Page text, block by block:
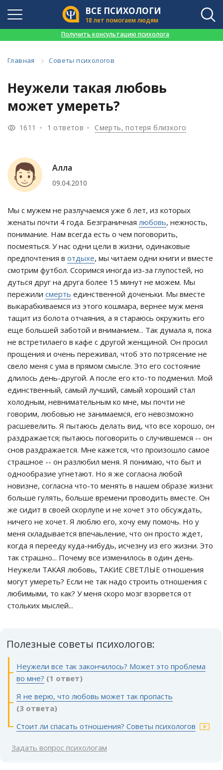
ВСЕ ПСИХОЛОГИ
18 лет помогаем людям
Получить консультацию психолога
Главная Советы психологов
Неужели такая любовь
может умереть?
1611 1 ответов Смерть, потеря близкого
Алла
09.04.2010
Мы с мужем не разлучаемся уже 6 лет, из которых
женаты почти 4 года. Безграничнаялюбовь, нежность,
понимание. Нам всегда есть о чем поговорить,
посмеяться. У нас одни цели в жизни, одинаковые
предпочтения в отдыхе, мы читаем одни книги и вместе
смотрим футбол. Ссоримся иногда из-за глупостей, но
дуться друг на друга более 15 минут не можем. Мы
пережили смерть единственной доченьки. Мы вместе
выкарабкиваемся из этого кошмара, вернее муж меня
тащит из болота отчаяния, а я стараюсь окружить его
еще большей заботой и вниманием... Так думала я, пока
не встретилаего в кафе с другой женщиной. Он просил
прощения и очень переживал, чтоб это потрясение не
свело меня с ума в прямом смысле. Это его состояние
длилось день-другой. А после его кто-то подменил. Мой
единственный, самый лучший, самый хороший стал
холодным, невнимательным ко мне, мы почти не
говорим, любовью не занимаемся, его невозможно
расшевелить. Я пытаюсь делать вид, что все хорошо, он
раздражается; пытаюсь поговорить о случившемся -- он
снов раздражается. Мне кажется, что произошло самое
страшное -- он разлюбил меня. Я понимаю, что быт и
однообразие угнетают. Но я же согласна любой
новизне, согласна что-то менять в нашем образе жизни:
больше гулять, больше времени проводить вместе. Он
же сидит в своей скорлупе и не хочет это обсуждать,
ничего не хочет. Я люблю его, хочу ему помочь. Но у
меня складывается впечаьление, что он просто ждет,
когда я перееду куда-нибудь, исчезну из его жизни. Это
так страшно... Почему все изменилось в один день.
Неужели ТАКАЯ любовь, ТАКИЕ СВЕТЛЫЕ отношения
могут умереть? Если не так надо строить отношения с
любимыми, то как? У меня скоро мозг взорвется от
стольких мыслей...
Полезные советы психологов:
Неужели все так закончилось? Может это проблема
во мне? (1 ответ)
Я не верю, что любовь может так пропасть
(3 ответа)
Стоит ли спасать отношения? Советы психологов
Задать вопрос психологам